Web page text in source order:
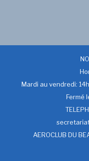
Mardi au vendredi:
Fermé
AEROCLUB DU